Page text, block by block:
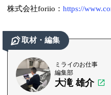
株式会社foriio：https://
取材・編集
ミライのお仕事
編集部
大滝 雄介